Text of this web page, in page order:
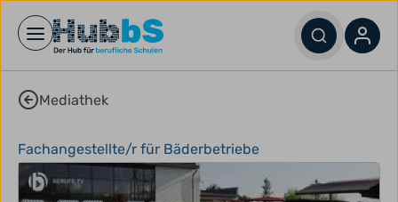
Open main menu
Mediathek
Fachangestellte/r für Bäderbetriebe